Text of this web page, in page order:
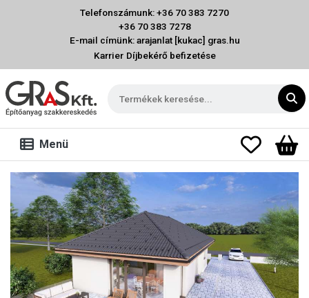
Telefonszámunk: +36 70 383 7270
+36 70 383 7278
E-mail címünk: arajanlat [kukac] gras.hu
Karrier Díjbekérő befizetése
Menü